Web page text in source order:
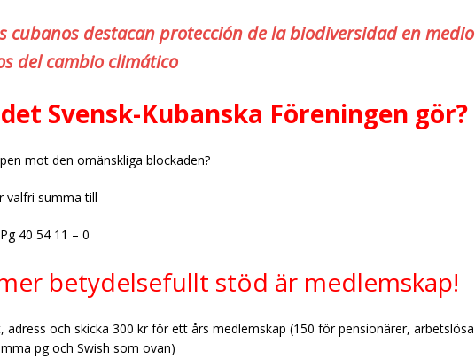
cubanos destacan protección de la biodiversidad en medio
del cambio climático
Svensk-Kubanska Föreningen gör?
mot den omänskliga blockaden?
valfri summa till
40 54 11 – 0
betydelsefullt stöd är medlemskap!
adress och skicka 300 kr för ett års medlemskap (150 för pensionärer, arbetslösa
pg och Swish som ovan)